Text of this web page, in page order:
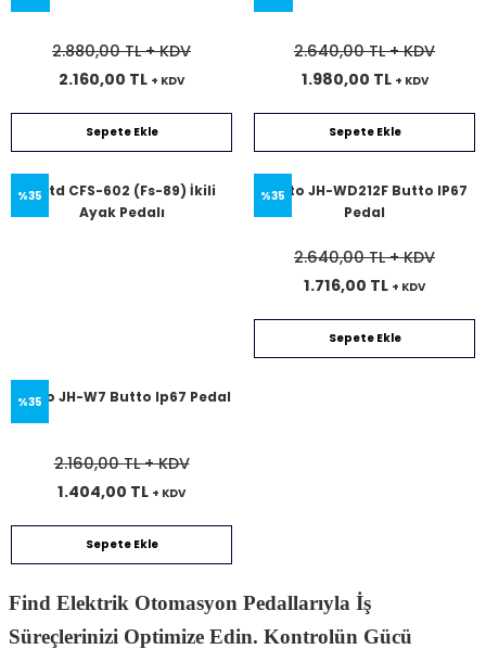
2.880,00 TL+ KDV
2.160,00 TL + KDV
Sepete Ekle
2.640,00 TL+ KDV
1.980,00 TL + KDV
Sepete Ekle
%35Cntd CFS-602 (Fs-89) İkili
Ayak Pedalı
%35
Butto JH-WD212F Butto IP67
Pedal
2.640,00 TL+ KDV
1.716,00 TL + KDV
Sepete Ekle
%35
Butto JH-W7 Butto Ip67 Pedal
2.160,00 TL+ KDV
1.404,00 TL + KDV
Sepete Ekle
Find Elektrik Otomasyon Pedallarıyla İş
Süreçlerinizi Optimize Edin. Kontrolün Gücü